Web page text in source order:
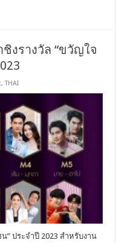
งรางวัล “ขวัญใจ
,THAI
” ประจำปี 2023 สำหรับงาน